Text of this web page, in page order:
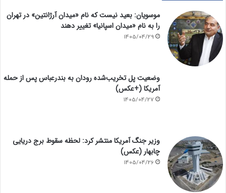
موسویان: بعید نیست که نام «میدان آرژانتین» در تهران
را به نام «میدان اسپانیا» تغییر دهند
1405/04/29
وضعیت پل تخریب‌شده رودان به بندرعباس پس از حمله
آمریکا (+عکس)
1405/04/27
وزیر جنگ آمریکا منتشر کرد: لحظه سقوط برج دریایی
چابهار (عکس)
1405/04/26